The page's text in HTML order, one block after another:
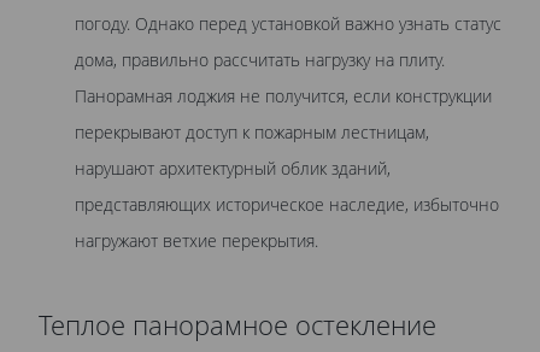
погоду. Однако перед установкой важно узнать статус
дома, правильно рассчитать нагрузку на плиту.
Панорамная лоджия не получится, если конструкции
перекрывают доступ к пожарным лестницам,
нарушают архитектурный облик зданий,
представляющих историческое наследие, избыточно
нагружают ветхие перекрытия.
Теплое панорамное остекление